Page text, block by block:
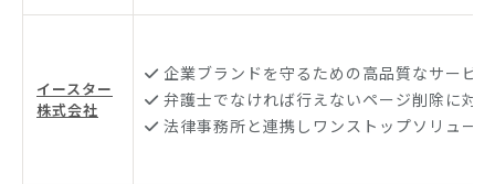
イースター
株式会社
企業ブランドを守るための高品質なサービ
弁護士でなければ行えないページ削除に対応
法律事務所と連携しワンストップソリュー